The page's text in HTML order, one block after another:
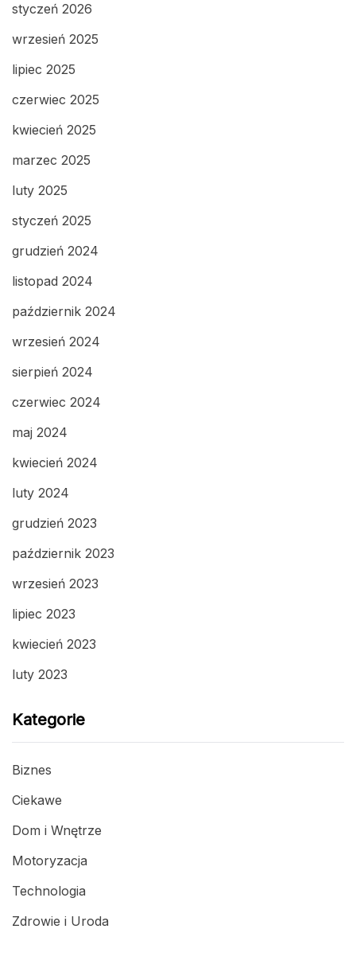
styczeń 2026
wrzesień 2025
lipiec 2025
czerwiec 2025
kwiecień 2025
marzec 2025
luty 2025
styczeń 2025
grudzień 2024
listopad 2024
październik 2024
wrzesień 2024
sierpień 2024
czerwiec 2024
maj 2024
kwiecień 2024
luty 2024
grudzień 2023
październik 2023
wrzesień 2023
lipiec 2023
kwiecień 2023
luty 2023
Kategorie
Biznes
Ciekawe
Dom i Wnętrze
Motoryzacja
Technologia
Zdrowie i Uroda